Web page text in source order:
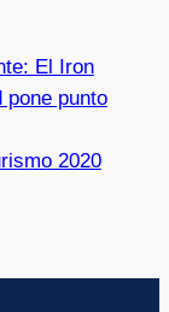
El Iron
pone punto
2020